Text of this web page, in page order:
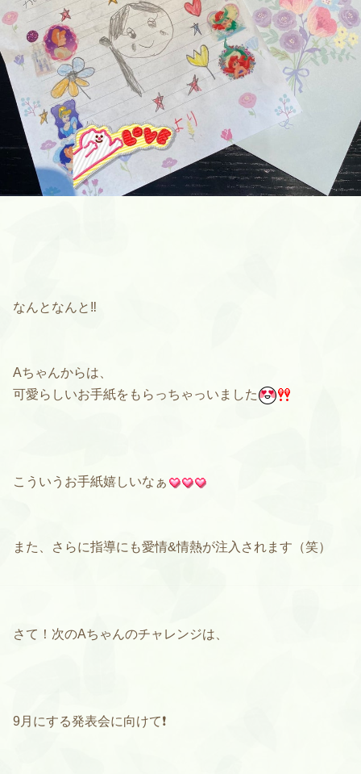
なんとなんと‼️
Aちゃんからは、
可愛らしいお手紙をもらっちゃっいました
こういうお手紙嬉しいなぁ
また、さらに指導にも愛情&情熱が注入されます（笑）
さて！次のAちゃんのチャレンジは、
9月にする発表会に向けて❗️